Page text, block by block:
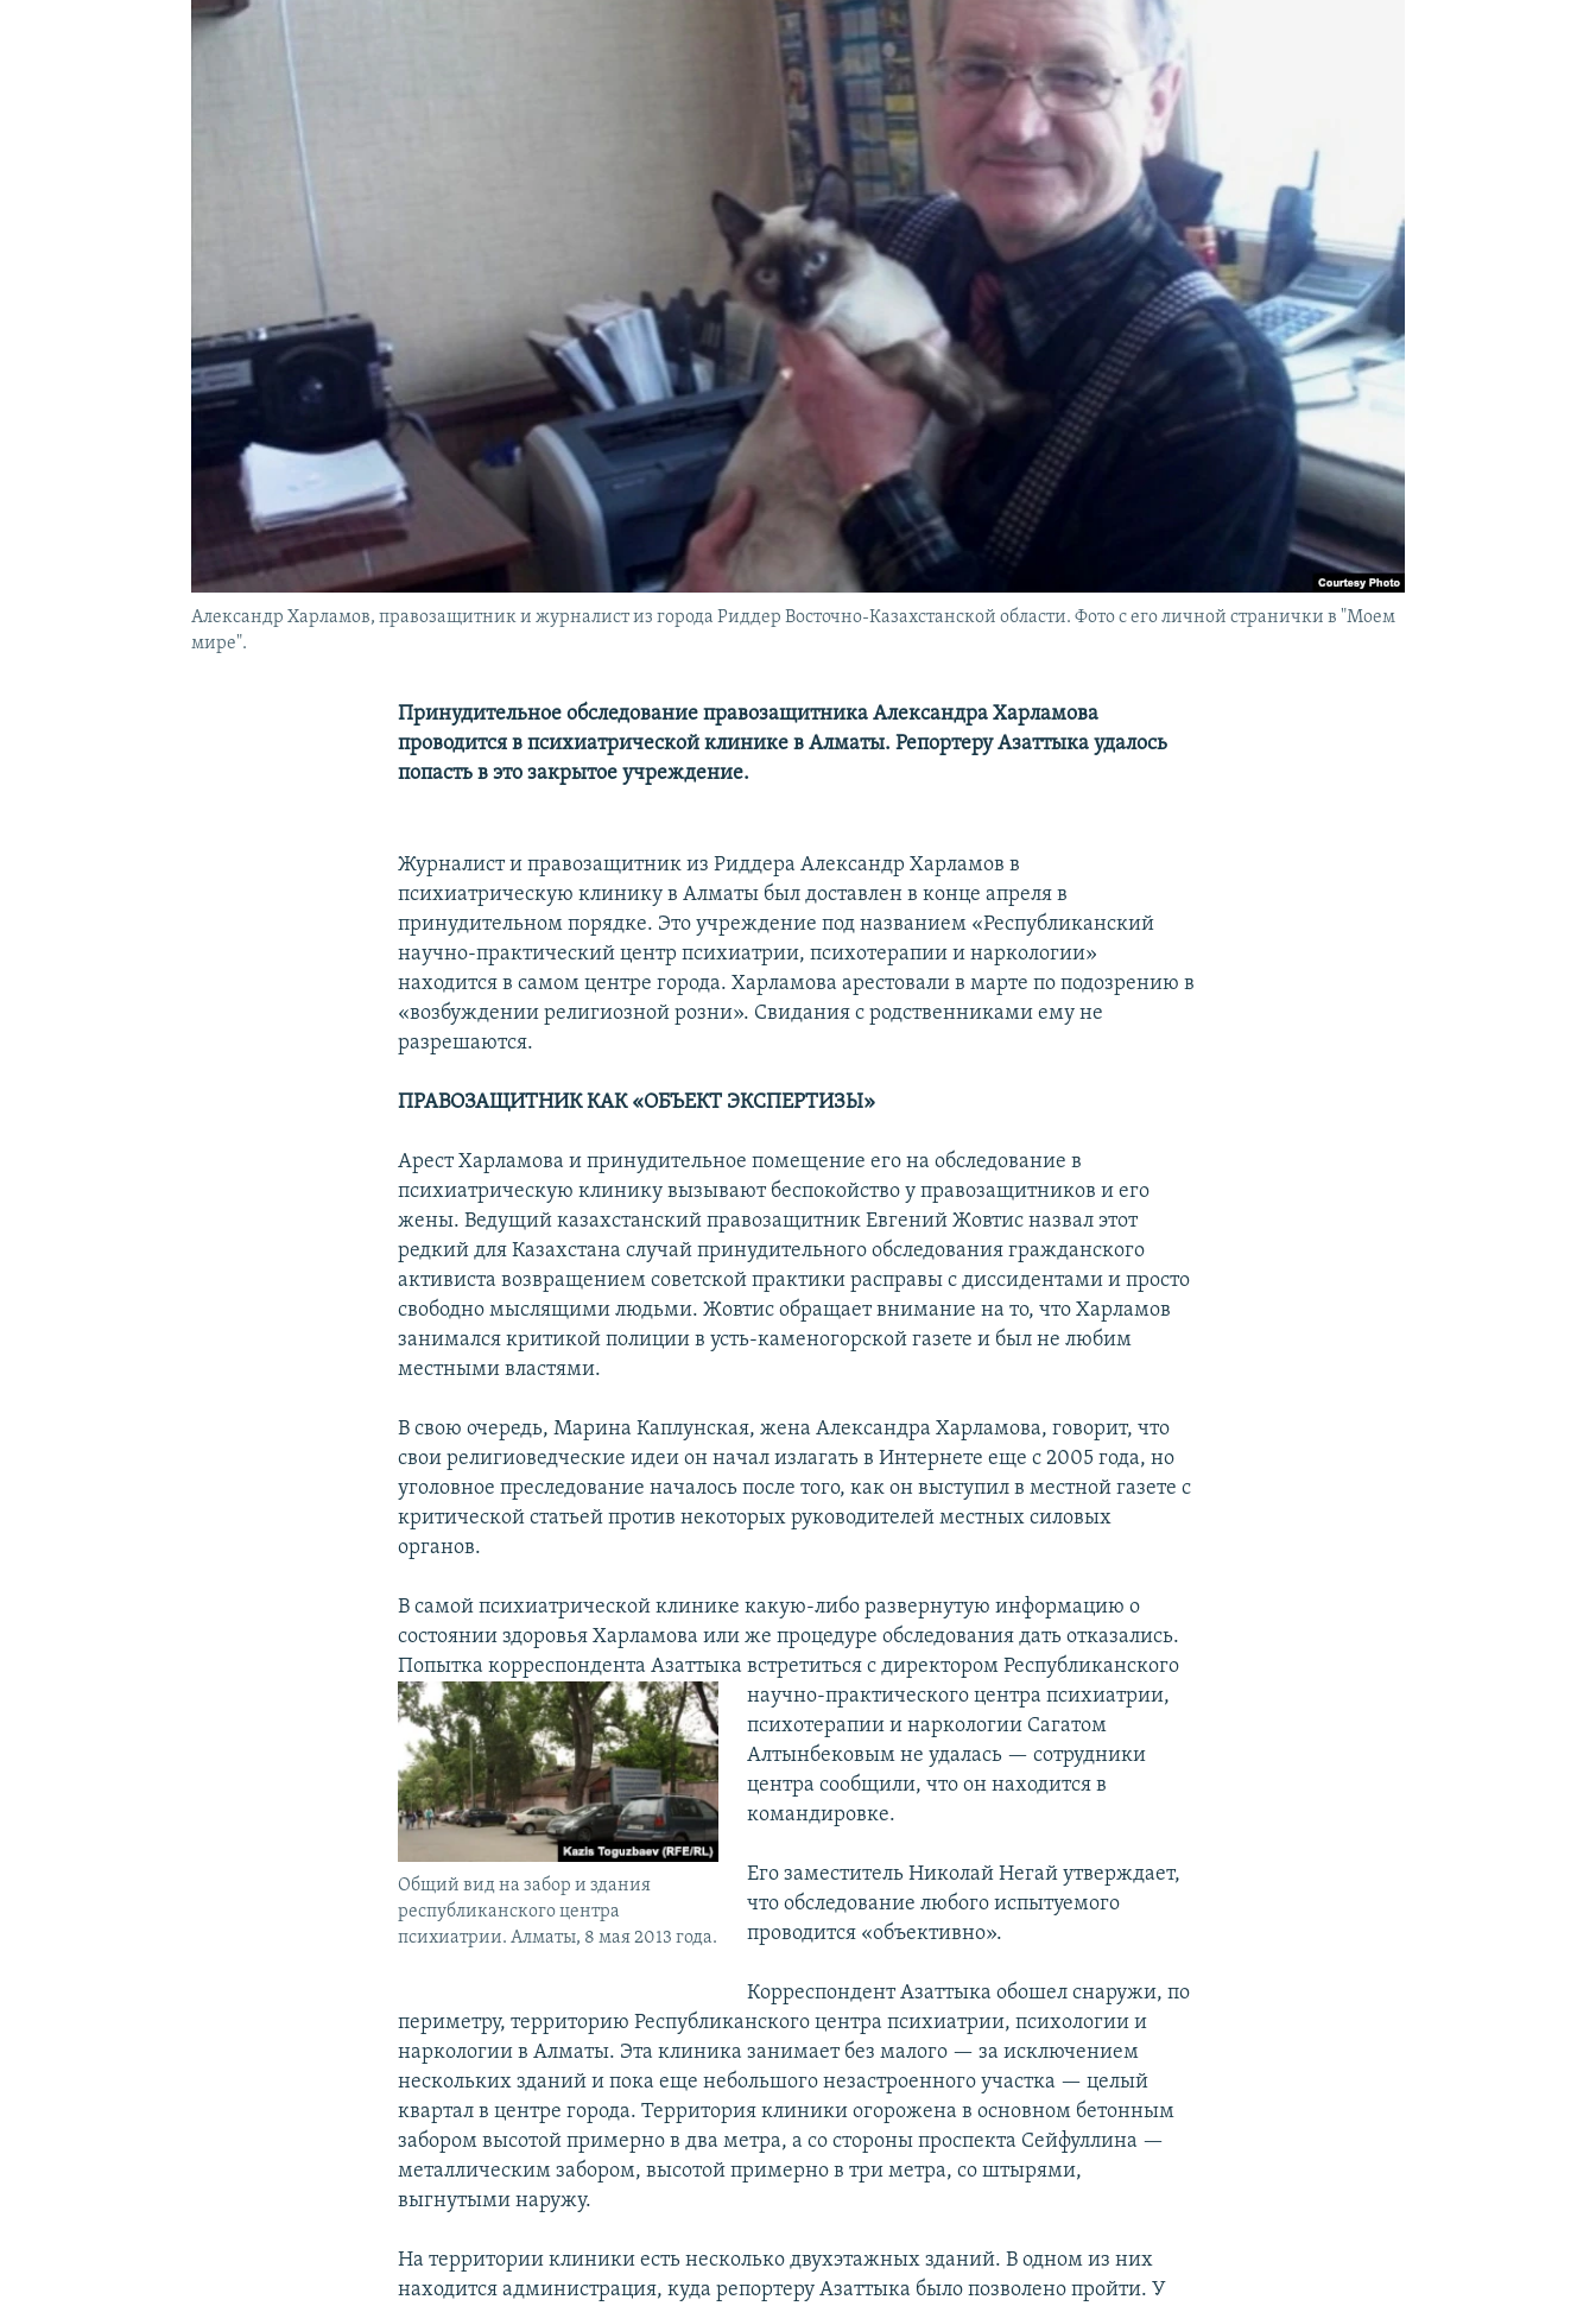
Александр Харламов, правозащитник и журналист из города Риддер Восточно-Казахстанской области. Фото с его личной странички в "Моем
мире".
Принудительное обследование правозащитника Александра Харламова
проводится в психиатрической клинике в Алматы. Репортеру Азаттыка удалось
попасть в это закрытое учреждение.
Журналист и правозащитник из Риддера Александр Харламов в
психиатрическую клинику в Алматы был доставлен в конце апреля в
принудительном порядке. Это учреждение под названием «Республиканский
научно-практический центр психиатрии, психотерапии и наркологии»
находится в самом центре города. Харламова арестовали в марте по подозрению в
«возбуждении религиозной розни». Свидания с родственниками ему не
разрешаются.
ПРАВОЗАЩИТНИК КАК «ОБЪЕКТ ЭКСПЕРТИЗЫ»
Арест Харламова и принудительное помещение его на обследование в
психиатрическую клинику вызывают беспокойство у правозащитников и его
жены. Ведущий казахстанский правозащитник Евгений Жовтис назвал этот
редкий для Казахстана случай принудительного обследования гражданского
активиста возвращением советской практики расправы с диссидентами и просто
свободно мыслящими людьми. Жовтис обращает внимание на то, что Харламов
занимался критикой полиции в усть-каменогорской газете и был не любим
местными властями.
В свою очередь, Марина Каплунская, жена Александра Харламова, говорит, что
свои религиоведческие идеи он начал излагать в Интернете еще с 2005 года, но
уголовное преследование началось после того, как он выступил в местной газете с
критической статьей против некоторых руководителей местных силовых
органов.
В самой психиатрической клинике какую-либо развернутую информацию о
состоянии здоровья Харламова или же процедуре обследования дать отказались.
Попытка корреспондента Азаттыка встретиться с директором
Общий вид на забор и здания
республиканского центра
психиатрии. Алматы, 8 мая 2013 года.
Республиканского
научно-практического центра психиатрии,
психотерапии и наркологии Сагатом
Алтынбековым не удалась — сотрудники
центра сообщили, что он находится в
командировке.
Его заместитель Николай Негай утверждает,
что обследование любого испытуемого
проводится «объективно».
Корреспондент Азаттыка обошел снаружи, по
периметру, территорию Республиканского центра психиатрии, психологии и
наркологии в Алматы. Эта клиника занимает без малого — за исключением
нескольких зданий и пока еще небольшого незастроенного участка — целый
квартал в центре города. Территория клиники огорожена в основном бетонным
забором высотой примерно в два метра, а со стороны проспекта Сейфуллина —
металлическим забором, высотой примерно в три метра, со штырями,
выгнутыми наружу.
На территории клиники есть несколько двухэтажных зданий. В одном из них
находится администрация, куда репортеру Азаттыка было позволено пройти. У